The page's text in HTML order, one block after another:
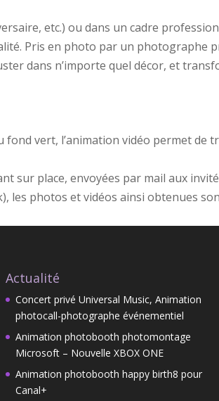
etc.) ou dans un cadre
Pris en photo par un photographe
dans n’importe quel décor, et
fond vert, l’animation vidéo permet de
sur place, envoyées par mail aux
les photos et vidéos ainsi obtenues
Actualité
Concert privé Universal Music, Animation
photocall-photographe événementiel
Animation photobooth photomontage
Microsoft – Nouvelle XBOX ONE
Animation photobooth happy birth8 pour
Canal+